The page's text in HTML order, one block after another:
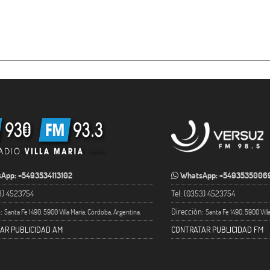
+5493534113102
4523754
Santa Fe 1490. 5900 Villa María, Córdoba, Argentina.
PUBLICIDAD AM
WhatsApp:
Tel: (0353) 4523754
Dirección: Santa Fe 1490. 5900
CONTRATAR PUBLICIDAD FM